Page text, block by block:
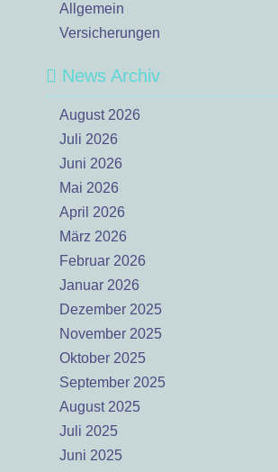
Allgemein
Versicherungen
News Archiv
August 2026
Juli 2026
Juni 2026
Mai 2026
April 2026
März 2026
Februar 2026
Januar 2026
Dezember 2025
November 2025
Oktober 2025
September 2025
August 2025
Juli 2025
Juni 2025